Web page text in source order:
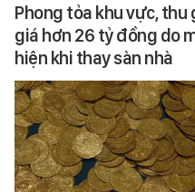
Phong tỏa khu vực,
giá hơn 26 tỷ đồng do
hiện khi thay sàn nhà